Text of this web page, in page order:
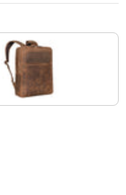
samari - brązowy